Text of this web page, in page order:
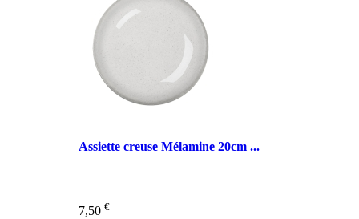
Assiette creuse Mélamine 20cm ...
7,50 €